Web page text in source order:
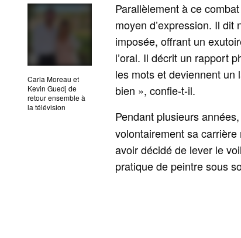
Carla Moreau et
Kevin Guedj de
retour ensemble à
la télévision
Parallèlement à ce
moyen d’expression. Il dit
imposée, offrant un
l’oral. Il décrit un rapport
les mots et deviennent
bien », confie-t-il.
Pendant plusieurs
volontairement sa
avoir décidé de lever le
pratique de peintre sous